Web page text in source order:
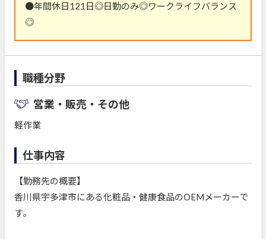
●年間休日121日◎日勤のみ◎ワークライフバランス
◎
職種分野
営業・販売・その他
軽作業
仕事内容
【勤務先の概要】
香川県宇多津市にある化粧品・健康食品のOEMメーカーで
す。